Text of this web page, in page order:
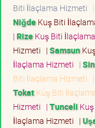
Biti İlaçlama Hizmeti |
NiğdeKuş Biti
| RizeKuş Biti
Hizmeti | Samsun
İlaçlama Hizmeti |
Biti İlaçlama Hizmeti |
TokatKuş Biti
Hizmeti | Tunceli
İlaçlama Hizmeti |